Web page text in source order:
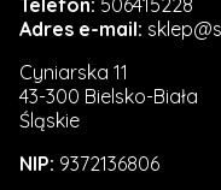
Adres e-mail:
Cyniarska 11
43-300 Bielsko-Biała
Śląskie
NIP: 9372136806